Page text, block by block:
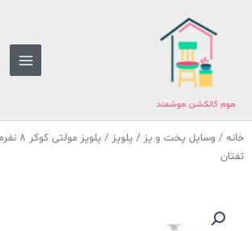
هوم کالکشن هوشمند
خانه / وسایل پخت و پز / پلوپز
تفتان